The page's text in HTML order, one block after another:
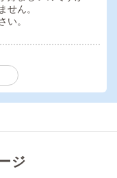
せん。
い。
ださい。（履歴
ジ